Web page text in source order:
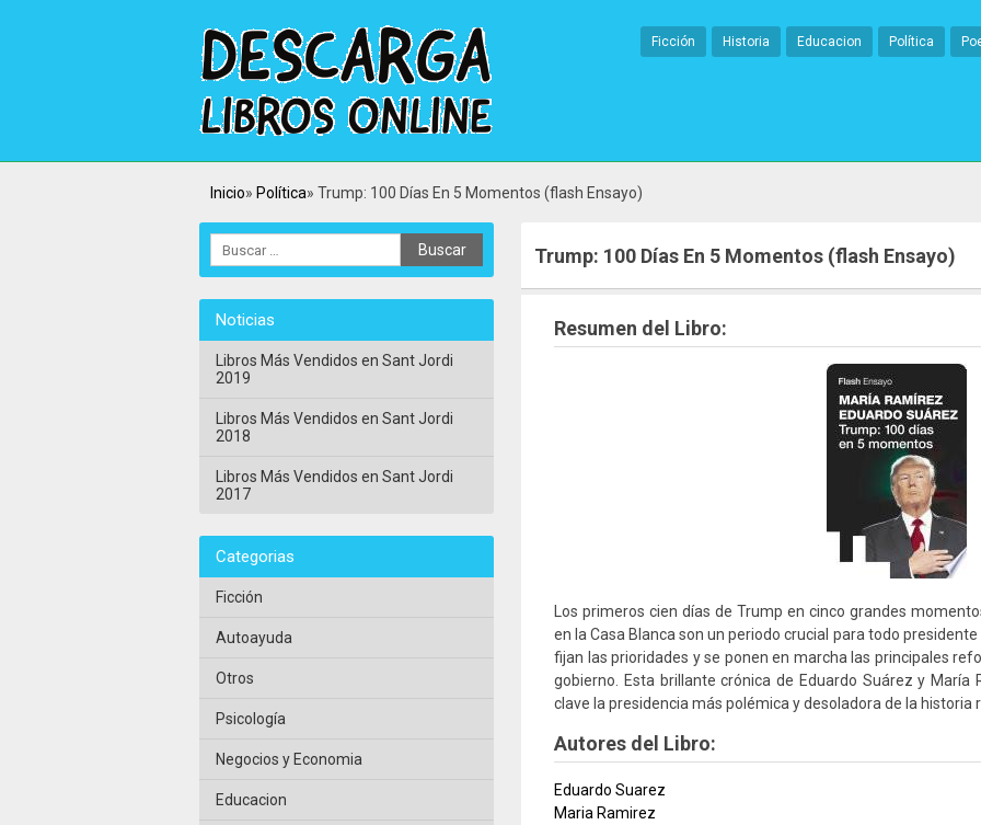
Ficción Historia Educacion Política
Inicio Política Trump: 100 Días En 5 Momentos (flash Ensayo)
Trump: 100 Días En 5 Momentos (flash Ensayo)
Resumen del Libro:
Los primeros cien días de Trump en cinco grandes
en la Casa Blanca son un periodo crucial para todo
fijan las prioridades y se ponen en marcha las principales
gobierno. Esta brillante crónica de Eduardo Suárez y
clave la presidencia más polémica y desoladora de la historia
Autores del Libro:
Eduardo Suarez
Maria Ramirez
Noticias
Libros Más Vendidos en Sant Jordi
2019
Libros Más Vendidos en Sant Jordi
2018
Libros Más Vendidos en Sant Jordi
2017
Categorias
Ficción
Autoayuda
Otros
Psicología
Negocios y Economia
Educacion